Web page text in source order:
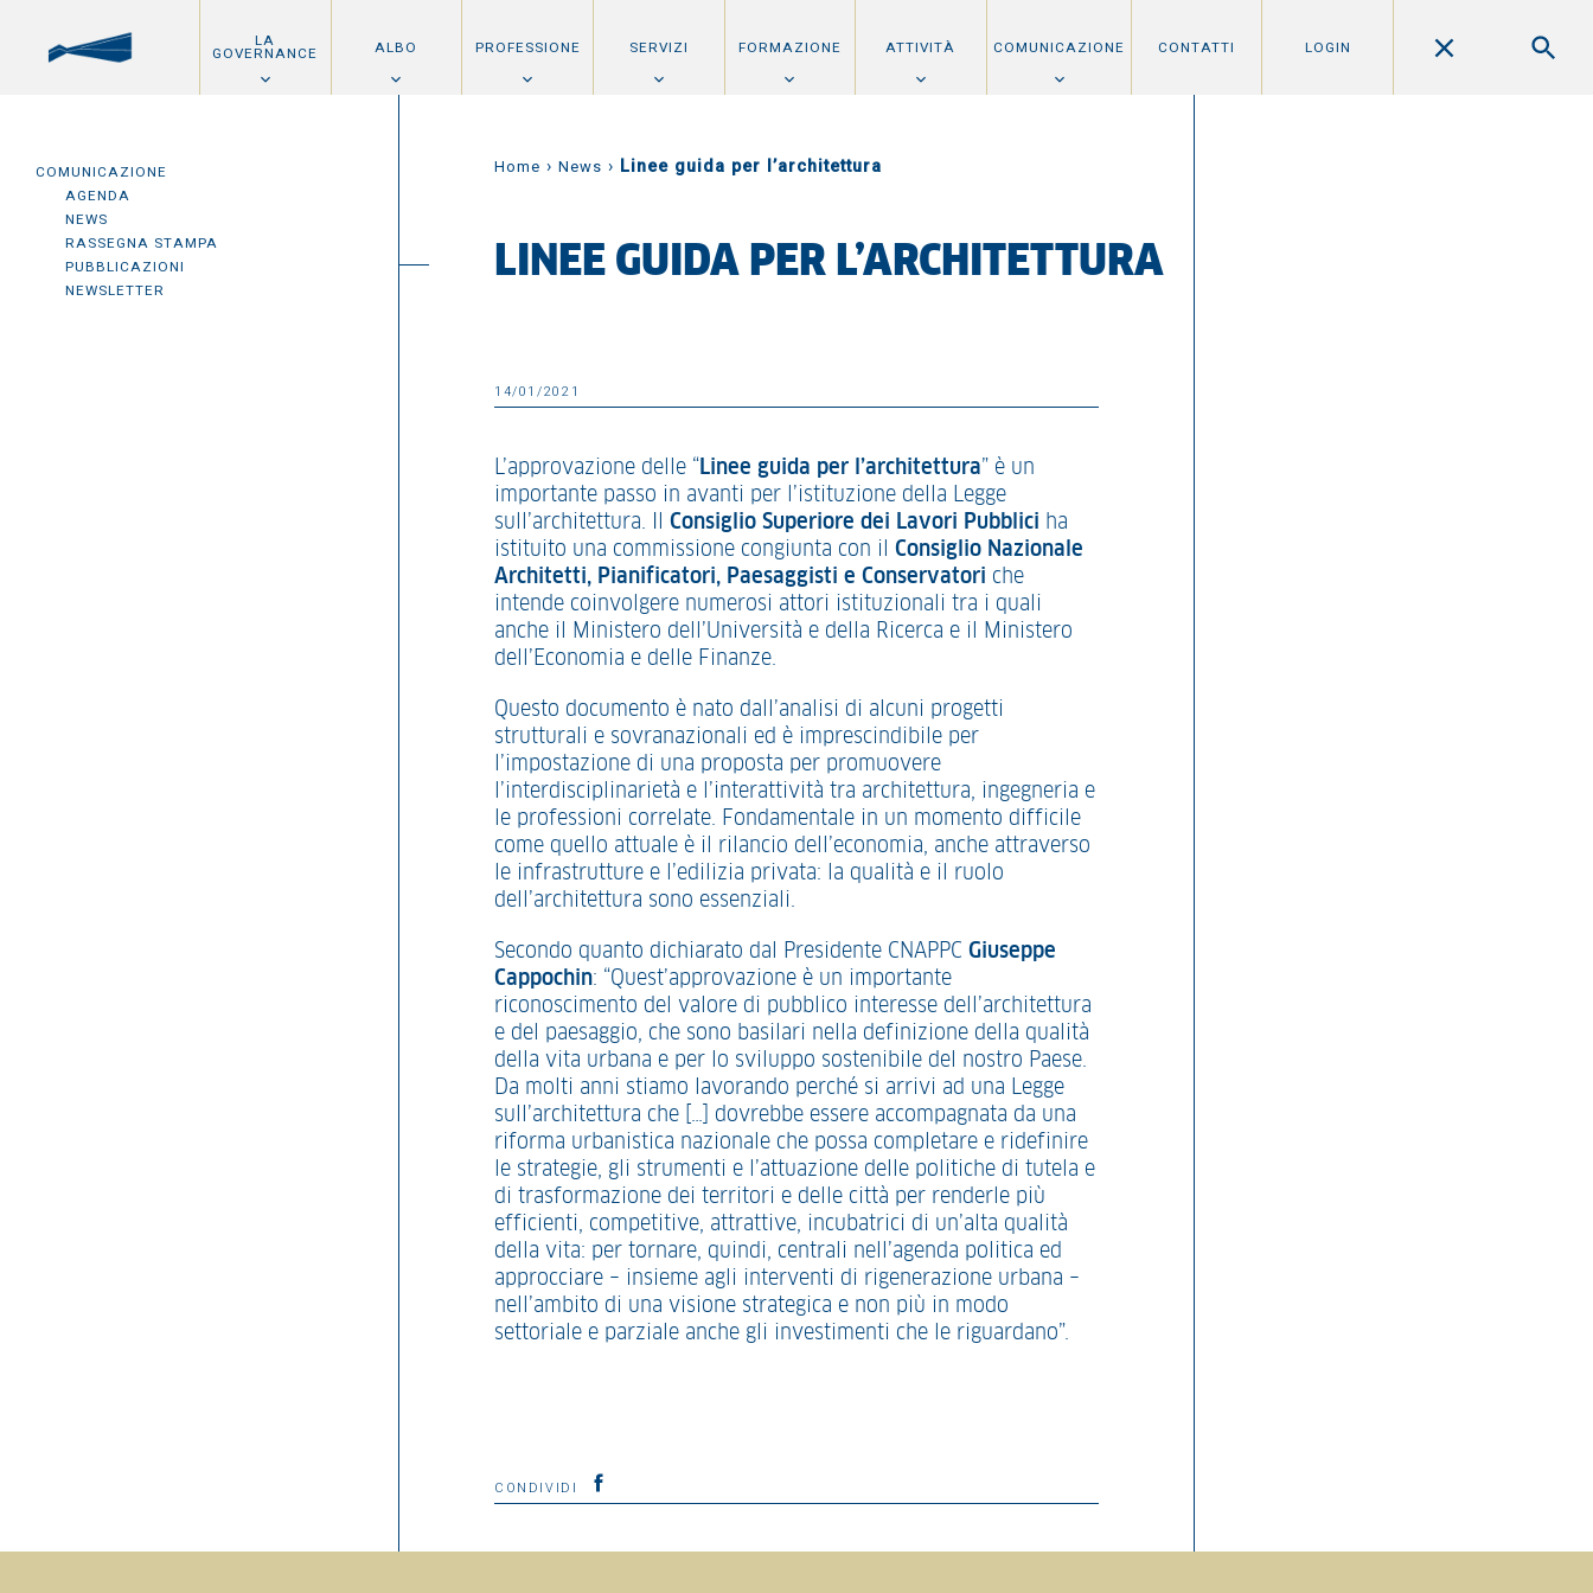
LA
GOVERNANCE ALBO PROFESSIONE SERVIZI FORMAZIONE ATTIVITÀ COMUNICAZIONE CONTATTI LOGIN
COMUNICAZIONE
AGENDA
NEWS
RASSEGNA STAMPA
PUBBLICAZIONI
NEWSLETTER
Home › News › Linee guida per l’architettura
LINEE GUIDA PER L’ARCHITETTURA
14/01/2021
L’approvazione delle “Linee guida per l’architettura” è un
importante passo in avanti per l’istituzione della Legge
sull’architettura. Il Consiglio Superiore dei Lavori Pubblici ha
istituito una commissione congiunta con il Consiglio Nazionale
Architetti, Pianificatori, Paesaggisti e Conservatori che
intende coinvolgere numerosi attori istituzionali tra i quali
anche il Ministero dell’Università e della Ricerca e il Ministero
dell’Economia e delle Finanze.
Questo documento è nato dall’analisi di alcuni progetti
strutturali e sovranazionali ed è imprescindibile per
l’impostazione di una proposta per promuovere
l’interdisciplinarietà e l’interattività tra architettura, ingegneria e
le professioni correlate. Fondamentale in un momento difficile
come quello attuale è il rilancio dell’economia, anche attraverso
le infrastrutture e l’edilizia privata: la qualità e il ruolo
dell’architettura sono essenziali.
Secondo quanto dichiarato dal Presidente CNAPPC Giuseppe
Cappochin: “Quest’approvazione è un importante
riconoscimento del valore di pubblico interesse dell’architettura
e del paesaggio, che sono basilari nella definizione della qualità
della vita urbana e per lo sviluppo sostenibile del nostro Paese.
Da molti anni stiamo lavorando perché si arrivi ad una Legge
sull’architettura che […] dovrebbe essere accompagnata da una
riforma urbanistica nazionale che possa completare e ridefinire
le strategie, gli strumenti e l’attuazione delle politiche di tutela e
di trasformazione dei territori e delle città per renderle più
efficienti, competitive, attrattive, incubatrici di un’alta qualità
della vita: per tornare, quindi, centrali nell’agenda politica ed
approcciare – insieme agli interventi di rigenerazione urbana –
nell’ambito di una visione strategica e non più in modo
settoriale e parziale anche gli investimenti che le riguardano”.
CONDIVIDI